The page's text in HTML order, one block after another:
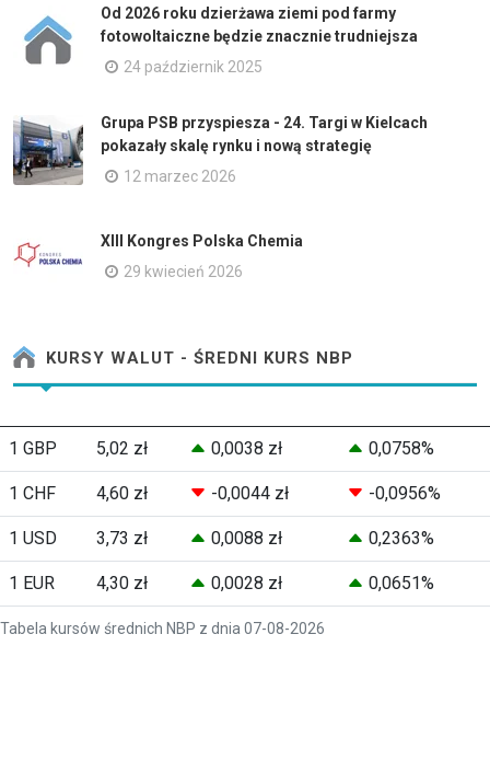
Od 2026 roku dzierżawa ziemi pod farmy
fotowoltaiczne będzie znacznie trudniejsza
24 październik 2025
Grupa PSB przyspiesza - 24. Targi w Kielcach
pokazały skalę rynku i nową strategię
12 marzec 2026
XIII Kongres Polska Chemia
29 kwiecień 2026
KURSY WALUT - ŚREDNI KURS NBP
Tabela kursów średnich NBP z dnia 07-08-2026
1 GBP 5,02 zł 0,0038 zł 0,0758%
1 CHF 4,60 zł -0,0044 zł -0,0956%
1 USD 3,73 zł 0,0088 zł 0,2363%
1 EUR 4,30 zł 0,0028 zł 0,0651%